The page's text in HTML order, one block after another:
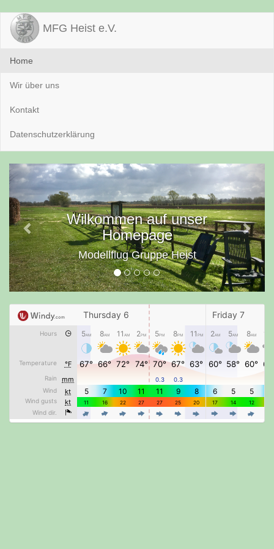
MFG Heist e.V.
Home
Wir über uns
Kontakt
Datenschutzerklärung
Wilkommen auf unser
Homepage
Modellflug Gruppe Heist
Previous Next